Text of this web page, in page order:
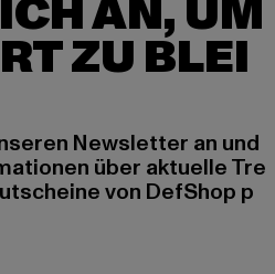
AN, UM
ZU BLEI
Newsletter an und
über aktuelle Tre
von DefShop p